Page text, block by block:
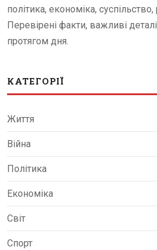
політика, економіка, суспільство,
Перевірені факти, важливі
протягом дня.
КАТЕГОРІЇ
Життя
Війна
Політика
Економіка
Світ
Спорт